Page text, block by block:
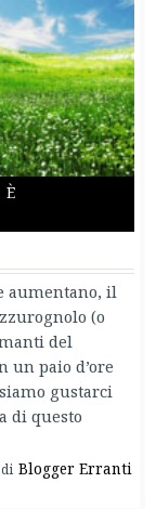
aumentano, il
(o
del
un paio d’ore
gustarci
di questo
di Blogger Erranti